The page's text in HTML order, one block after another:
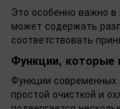
Это особенно важно в
может содержать
соответствовать
Функции, которые
Функции современных
простой очисткой и